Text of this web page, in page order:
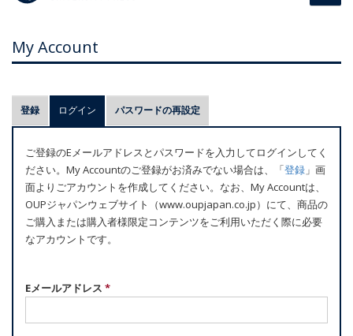
My Account
プ
ラ
マ
リ
ー
タ
ブ
登録 ログイン (アクティブなタブ)
パスワードの再設定
ご登録のEメールアドレスとパスワードを入力してログインしてく
ださい。My Accountのご登録がお済みでない場合は、「登録 」画
面よりごアカウントを作成してください。なお、My Accountは、
OUPジャパンウェブサイト（www.oupjapan.co.jp）にて、商品の
ご購入または購入者様限定コンテンツをご利用いただく際に必要
なアカウントです。
Eメールアドレス *